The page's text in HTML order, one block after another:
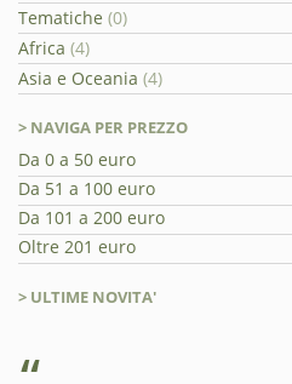
Tematiche (0)
Africa (4)
Asia e Oceania (4)
> NAVIGA PER PREZZO
Da 0 a 50 euro
Da 51 a 100 euro
Da 101 a 200 euro
Oltre 201 euro
> ULTIME NOVITA'